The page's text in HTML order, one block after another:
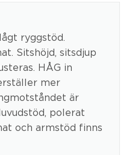
ryggstöd.
Sitshöjd, sitsdjup
HÅG in
mer
är
polerat
och armstöd finns